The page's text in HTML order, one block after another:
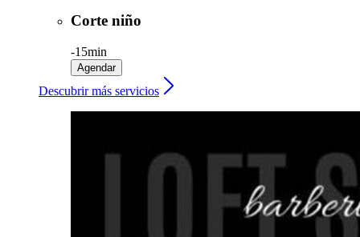
Corte niño
-15min
Agendar
Descubrir más servicios